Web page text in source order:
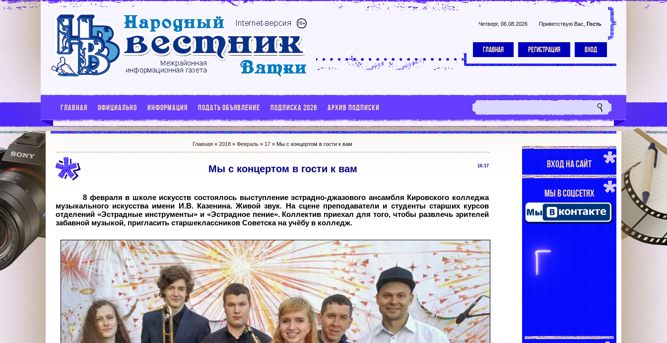
Четверг, 06.08.2026 Приветствую Вас Гость
ГЛАВНАЯ РЕГИСТРАЦИЯ ВХОД
ГЛАВНАЯ ОФИЦИАЛЬНО ИНФОРМАЦИЯ ПОДАТЬ ОБЪЯВЛЕНИЕ ПОДПИСКА 2026 АРХИВ ПОДПИСКИ
Главная» 2018 » Февраль » 17» Мы с концертом в гости к вам
16:17
Мы с концертом в гости к вам
8 февраля в школе искусств состоялось выступление эстрадно-джазового ансамбля Кировского колледжа
музыкального искусства имени И.В.
Казенина. Живой звук. На сцене преподаватели и студенты старших курсов
отделений «Эстрадные инструменты» и «Эстрадное пение». Коллектив приехал для того, чтобы развлечь зрителей
забавной музыкой, пригласить старшеклассников Советска на учёбу в колледж.
ВХОД НА САЙТ
МЫ В СОЦСЕТЯХ